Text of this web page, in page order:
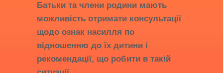
Батьки та члени родини мають
можливість отримати консультації
щодо ознак насилля по
відношенню до їх дитини і
рекомендації, що робити в такій